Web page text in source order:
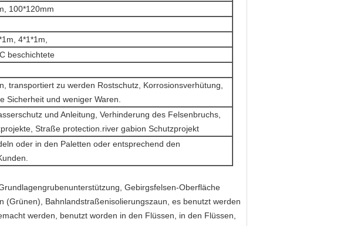
100*120mm
4*1*1m,
beschichtete
transportiert zu werden Rostschutz, Korrosionsverhütung,
Sicherheit und weniger Waren.
und Anleitung, Verhinderung des Felsenbruchs,
Straße protection.river gabion Schutzprojekt
oder in den Paletten oder entsprechend den
Gebirgsfelsen-Oberfläche
(Grünen), Bahnlandstraßenisolierungszaun, es benutzt werden
werden, benutzt worden in den Flüssen, in den Flüssen,